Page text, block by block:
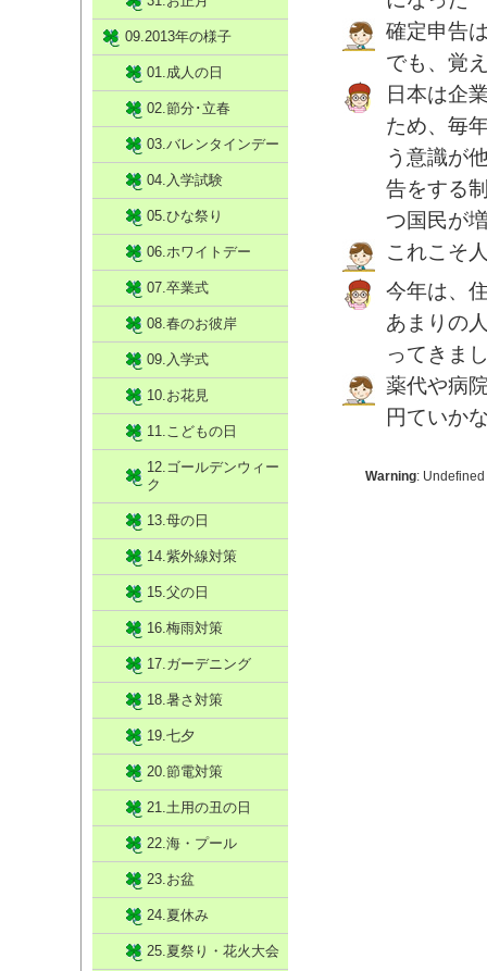
確定申告
でも、覚
日本は企
ため、毎
う意識が
告をする
つ国民が
これこそ
今年は、
あまりの
ってきま
薬代や病
円ていか
Warning:
09.2013年の様子
01.成人の日
02.節分･立春
03.バレンタインデー
04.入学試験
05.ひな祭り
06.ホワイトデー
07.卒業式
08.春のお彼岸
09.入学式
10.お花見
11.こどもの日
12.ゴールデンウィー
ク
13.母の日
14.紫外線対策
15.父の日
16.梅雨対策
17.ガーデニング
18.暑さ対策
19.七夕
20.節電対策
21.土用の丑の日
22.海・プール
23.お盆
24.夏休み
25.夏祭り・花火大会